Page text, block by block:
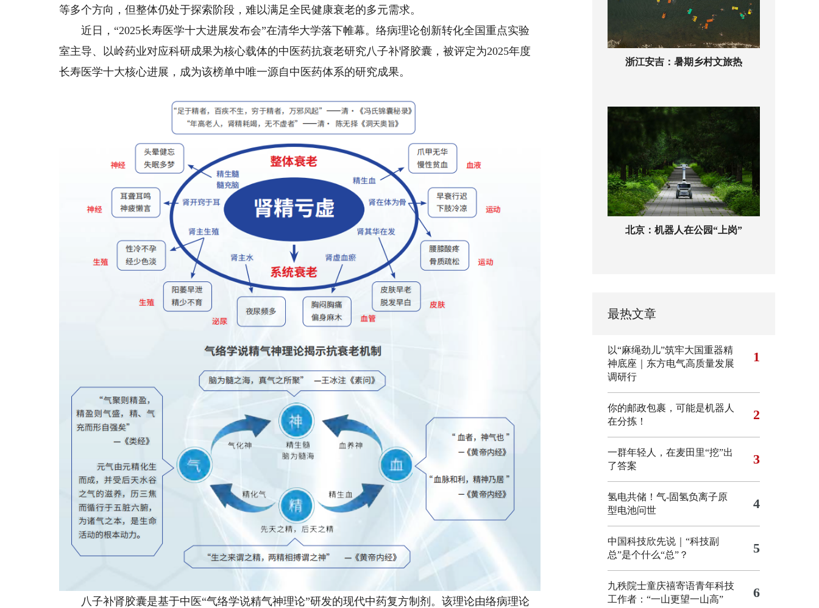
等多个方向，但整体仍处于探索阶段，难以满足全民健康衰老的多元需求。
近日，“2025长寿医学十大进展发布会”在清华大学落下帷幕。络病理论创新转化全国重点实验
室主导、以岭药业对应科研成果为核心载体的中医药抗衰老研究八子补肾胶囊，被评定为2025年度
长寿医学十大核心进展，成为该榜单中唯一源自中医药体系的研究成果。
八子补肾胶囊是基于中医“气络学说精气神理论”研发的现代中药复方制剂。该理论由络病理论
浙江安吉：暑期乡村文旅热
北京：机器人在公园“上岗”
最热文章
以“麻绳劲儿”筑牢大国重器精
神底座｜东方电气高质量发展
调研行
1
你的邮政包裹，可能是机器人
在分拣！
2
一群年轻人，在麦田里“挖”出
了答案
3
氢电共储！气-固氢负离子原
型电池问世
4
中国科技欣先说｜“科技副
总”是个什么“总”？
5
九秩院士童庆禧寄语青年科技
工作者：“一山更望一山高”
6